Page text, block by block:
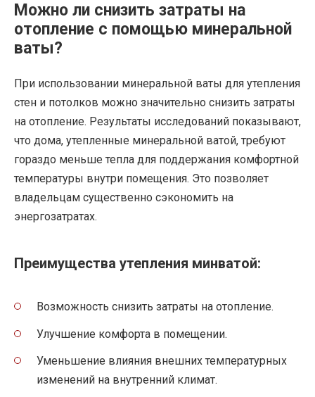
Можно ли снизить затраты на
отопление с помощью минеральной
ваты?
При использовании минеральной ваты для утепления
стен и потолков можно значительно снизить затраты
на отопление. Результаты исследований показывают,
что дома, утепленные минеральной ватой, требуют
гораздо меньше тепла для поддержания комфортной
температуры внутри помещения. Это позволяет
владельцам существенно сэкономить на
энергозатратах.
Преимущества утепления минватой:
Возможность снизить затраты на отопление.
Улучшение комфорта в помещении.
Уменьшение влияния внешних температурных
изменений на внутренний климат.